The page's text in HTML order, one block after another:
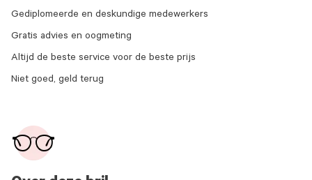
Gediplomeerde en deskundige medewerkers
Gratis advies en oogmeting
Altijd de beste service voor de beste prijs
Niet goed, geld terug